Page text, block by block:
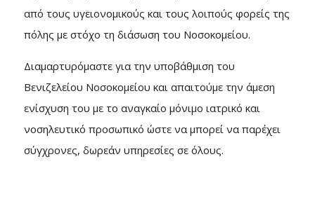
από τους υγειονομικούς και τους λοιπούς φορείς της
πόλης με στόχο τη διάσωση του Νοσοκομείου.
Διαμαρτυρόμαστε για την υποβάθμιση του
Βενιζελείου Νοσοκομείου και απαιτούμε την άμεση
ενίσχυση του με το αναγκαίο μόνιμο ιατρικό και
νοσηλευτικό προσωπικό ώστε να μπορεί να παρέχει
σύγχρονες, δωρεάν υπηρεσίες σε όλους.